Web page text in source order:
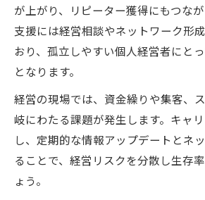
が上がり、リピーター獲得にもつな
支援には経営相談やネットワーク形
おり、孤立しやすい個人経営者にと
となります。
経営の現場では、資金繰りや集客、
岐にわたる課題が発生します。キャ
し、定期的な情報アップデートとネ
ることで、経営リスクを分散し生存
ょう。